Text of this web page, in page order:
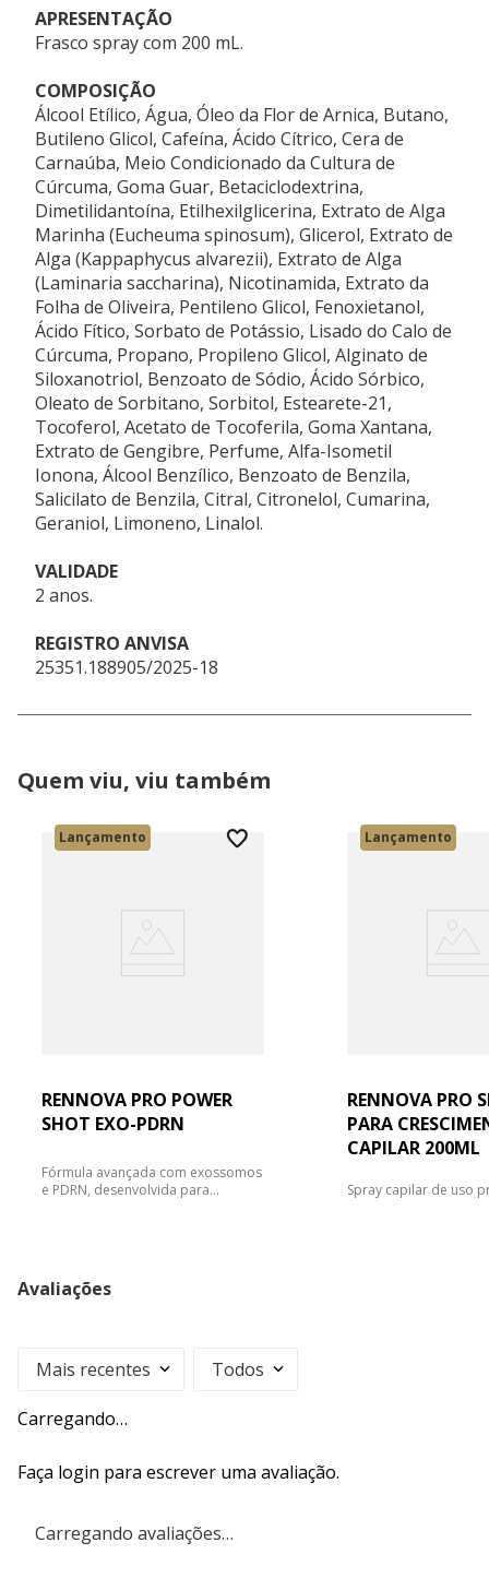
REGISTRO ANVISA
25351.188905/2025-18
APRESENTAÇÃO
Frasco spray com 200 mL.
COMPOSIÇÃO
Álcool Etílico, Água, Óleo da Flor de Arnica, Butano,
Butileno Glicol, Cafeína, Ácido Cítrico, Cera de
Carnaúba, Meio Condicionado da Cultura de
Cúrcuma, Goma Guar, Betaciclodextrina,
Dimetilidantoína, Etilhexilglicerina, Extrato de Alga
Marinha (Eucheuma spinosum), Glicerol, Extrato de
Alga (Kappaphycus alvarezii), Extrato de Alga
(Laminaria saccharina), Nicotinamida, Extrato da
Folha de Oliveira, Pentileno Glicol, Fenoxietanol,
Ácido Fítico, Sorbato de Potássio, Lisado do Calo de
Cúrcuma, Propano, Propileno Glicol, Alginato de
Siloxanotriol, Benzoato de Sódio, Ácido Sórbico,
Oleato de Sorbitano, Sorbitol, Estearete-21,
Tocoferol, Acetato de Tocoferila, Goma Xantana,
Extrato de Gengibre, Perfume, Alfa-Isometil
Ionona, Álcool Benzílico, Benzoato de Benzila,
Salicilato de Benzila, Citral, Citronelol, Cumarina,
Geraniol, Limoneno, Linalol.
VALIDADE
2 anos.
REGISTRO ANVISA
25351.188905/2025-18
Quem viu, viu também
Lançamento
RENNOVA PRO POWER
SHOT EXO-PDRN
Fórmula avançada com exossomos
e PDRN, desenvolvida para
Lançamento
RENNOVA PRO
PARA
CAPILAR 200ML
Spray capilar de uso
Avaliações
Carregando…
Faça login para escrever uma avaliação.
Mais recentes Todos
Carregando avaliações…